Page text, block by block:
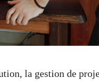
la gestion de